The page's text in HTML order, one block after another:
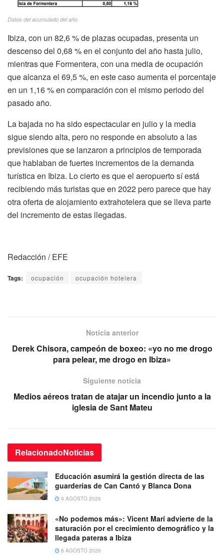
Datos del acumulado del año
Ibiza, con un 82,6 % de plazas ocupadas, presenta un
descenso del 0,68 % en el conjunto del año hasta julio,
mientras que Formentera, con una media de ocupación
que alcanza el 69,5 %, en este caso aumenta el porcentaje
en un 1,16 % en comparación con el mismo periodo del
pasado año.
La bajada no ha sido espectacular en julio y la media
sigue siendo alta, pero no responde en absoluto a las
previsiones que se lanzaron a principios de temporada
que hablaban de fuertes incrementos de la demanda
turística en Ibiza. Lo cierto es que el aeropuerto sí está
recibiendo más turistas que en 2022 pero parece que hay
otra oferta de alojamiento extrahotelera que se lleva parte
del incremento de estas llegadas.
Redacción / EFE
Tags: ocupación ocupación hotelera
Noticia anterior
Derek Chisora, campeón de boxeo: «yo no me drogo
para pelear, me drogo en Ibiza»
Siguiente noticia
Medios aéreos tratan de atajar un incendio junto a la
iglesia de Sant Mateu
RelacionadoNoticias
Educación asumirá la gestión directa de las
guarderías de Can Cantó y Blanca Dona
9 AGOSTO 2026
«No podemos más»: Vicent Marí advierte de la
saturación por el crecimiento demográfico y la
llegada pateras a Ibiza
8 AGOSTO 2026